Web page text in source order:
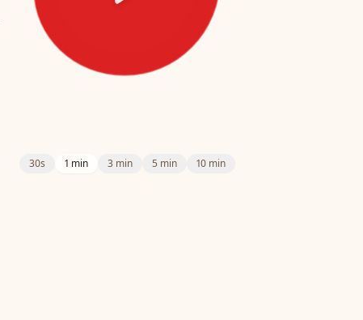
30s 1 min 3 min 5 min 10 min